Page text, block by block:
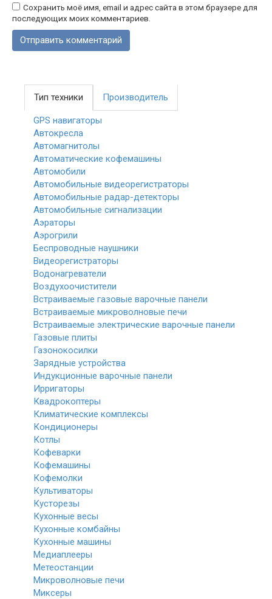
Сохранить моё имя, email и адрес сайта в этом браузере для
последующих моих комментариев.
Тип техники Производитель
GPS навигаторы
Автокресла
Автомагнитолы
Автоматические кофемашины
Автомобили
Автомобильные видеорегистраторы
Автомобильные радар-детекторы
Автомобильные сигнализации
Аэраторы
Аэрогрили
Беспроводные наушники
Видеорегистраторы
Водонагреватели
Воздухоочистители
Встраиваемые газовые варочные панели
Встраиваемые микроволновые печи
Встраиваемые электрические варочные панели
Газовые плиты
Газонокосилки
Зарядные устройства
Индукционные варочные панели
Ирригаторы
Квадрокоптеры
Климатические комплексы
Кондиционеры
Котлы
Кофеварки
Кофемашины
Кофемолки
Культиваторы
Кусторезы
Кухонные весы
Кухонные комбайны
Кухонные машины
Медиаплееры
Метеостанции
Микроволновые печи
Миксеры